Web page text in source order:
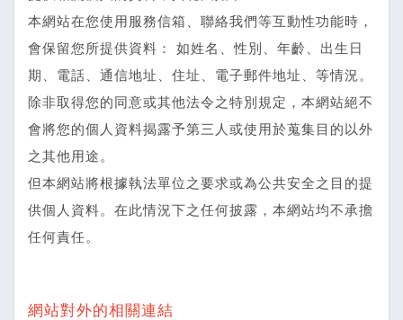
本網站在您使用服務信箱、聯絡我們等互動性功能時，
會保留您所提供資料： 如姓名、性別、年齡、出生日
期、電話、通信地址、住址、電子郵件地址、等情況。
除非取得您的同意或其他法令之特別規定，本網站絕不
會將您的個人資料揭露予第三人或使用於蒐集目的以外
之其他用途。
但本網站將根據執法單位之要求或為公共安全之目的提
供個人資料。在此情況下之任何披露，本網站均不承擔
任何責任。
網站對外的相關連結